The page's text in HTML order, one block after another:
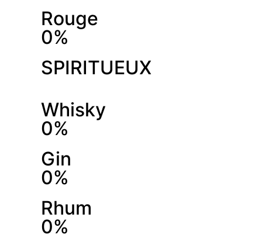
Rouge
0%
SPIRITUEUX
Whisky
0%
Gin
0%
Rhum
0%